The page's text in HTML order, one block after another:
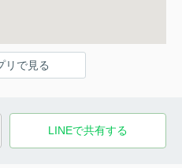
リで見る
LINEで共有する